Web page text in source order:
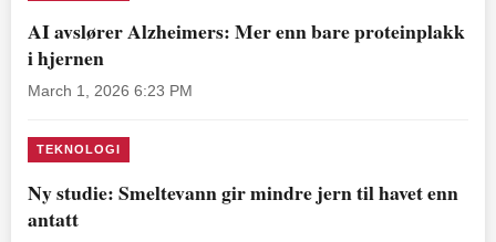
AI avslører Alzheimers: Mer enn bare proteinplakk
i hjernen
March 1, 2026 6:23 PM
TEKNOLOGI
Ny studie: Smeltevann gir mindre jern til havet enn
antatt